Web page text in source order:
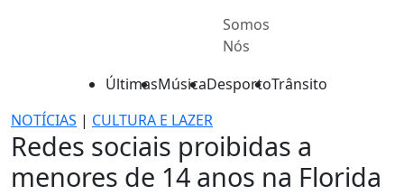
Somos
Nós
ÚltimasMúsicaDesportoTrânsito
NOTÍCIAS | CULTURA E LAZER
Redes sociais proibidas a
menores de 14 anos na Florida